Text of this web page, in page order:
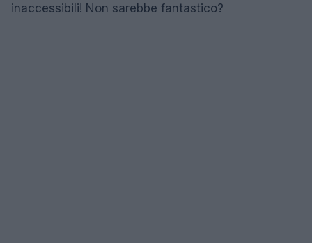
inaccessibili! Non sarebbe fantastico?